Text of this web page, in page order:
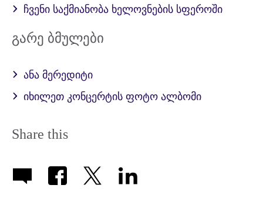
ჩვენი საქმიანობა ხელოვნების სფეროში
გარე ბმულები
ანა მერედიტი
იხილეთ კონცერტის ფოტო ალბომი
Share this